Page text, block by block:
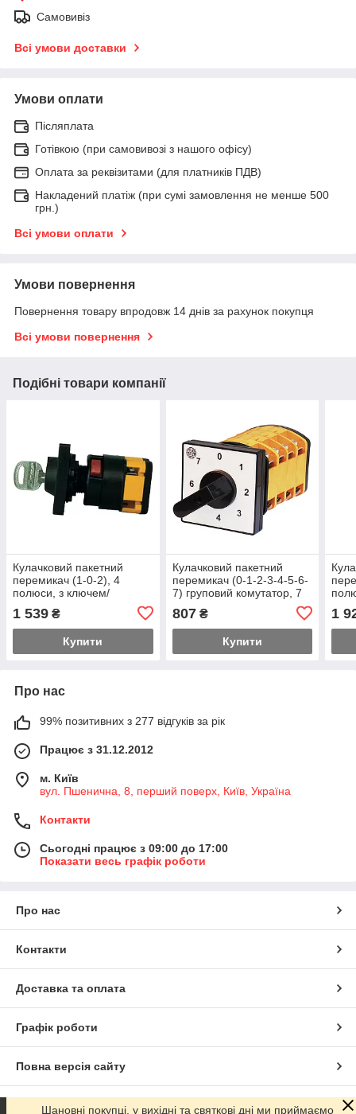
Самовивіз
Всі умови доставки
Умови оплати
Післяплата
Готівкою (при самовивозі з нашого офісу)
Оплата за реквізитами (для платників ПДВ)
Накладений платіж (при сумі замовлення не менше 500
грн.)
Всі умови оплати
Умови повернення
Повернення товару впродовж 14 днів за рахунок покупця
Всі умови повернення
Подібні товари компанії
Кулачковий пакетний
перемикач (1-0-2), 4
полюси, з ключем/
1 539 ₴
Купити
Кулачковий пакетний
перемикач (0-1-2-3-4-5-6-
7) груповий комутатор, 7
807₴
Купити
1
Про нас
99% позитивних з 277 відгуків за рік
Працює з 31.12.2012
м. Київ
вул. Пшенична, 8, перший поверх, Київ, Україна
Контакти
Сьогодні працює з 09:00 до 17:00
Показати весь графік роботи
Про нас
Контакти
Доставка та оплата
Графік роботи
Повна версія сайту
Сайт створено на маркетплейсі Prom.ua
Шановні покупці, у вихідні та святкові дні ми приймаємо